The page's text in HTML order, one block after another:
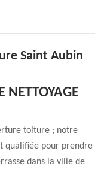
Saint Aubin
NETTOYAGE
toiture ; notre
qualifiée pour prendre
dans la ville de